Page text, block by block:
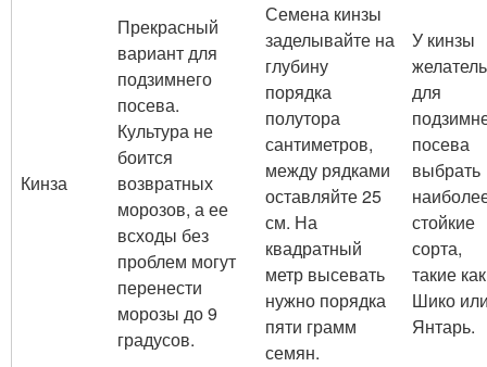
Кинза
Прекрасный
вариант для
подзимнего
посева.
Культура не
боится
возвратных
морозов, а ее
всходы без
проблем могут
перенести
морозы до 9
градусов.
Семена кинзы
заделывайте на
глубину
порядка
полутора
сантиметров,
между рядками
оставляйте 25
см. На
квадратный
метр высевать
нужно порядка
пяти грамм
семян.
У кинзы
для
посева
выбрать
стойкие
сорта,
такие как
Шико
Янтарь.